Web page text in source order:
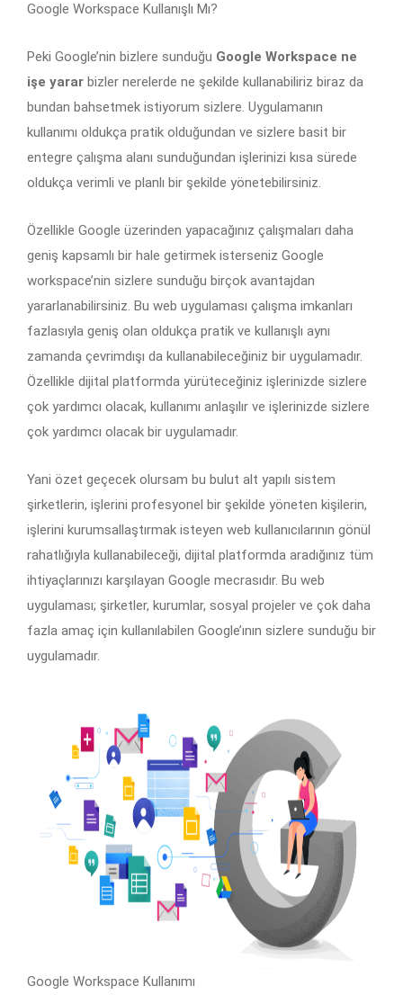
Google Workspace Kullanışlı Mı?
Peki Google’nin bizlere sunduğu Google Workspace ne
işe yarar bizler nerelerde ne şekilde kullanabiliriz biraz da
bundan bahsetmek istiyorum sizlere. Uygulamanın
kullanımı oldukça pratik olduğundan ve sizlere basit bir
entegre çalışma alanı sunduğundan işlerinizi kısa sürede
oldukça verimli ve planlı bir şekilde yönetebilirsiniz.
Özellikle Google üzerinden yapacağınız çalışmaları daha
geniş kapsamlı bir hale getirmek isterseniz Google
workspace’nin sizlere sunduğu birçok avantajdan
yararlanabilirsiniz. Bu web uygulaması çalışma imkanları
fazlasıyla geniş olan oldukça pratik ve kullanışlı aynı
zamanda çevrimdışı da kullanabileceğiniz bir uygulamadır.
Özellikle dijital platformda yürüteceğiniz işlerinizde sizlere
çok yardımcı olacak, kullanımı anlaşılır ve işlerinizde sizlere
çok yardımcı olacak bir uygulamadır.
Yani özet geçecek olursam bu bulut alt yapılı sistem
şirketlerin, işlerini profesyonel bir şekilde yöneten kişilerin,
işlerini kurumsallaştırmak isteyen web kullanıcılarının gönül
rahatlığıyla kullanabileceği, dijital platformda aradığınız tüm
ihtiyaçlarınızı karşılayan Google mecrasıdır. Bu web
uygulaması; şirketler, kurumlar, sosyal projeler ve çok daha
fazla amaç için kullanılabilen Google’ının sizlere sunduğu bir
uygulamadır.
Google Workspace Kullanımı